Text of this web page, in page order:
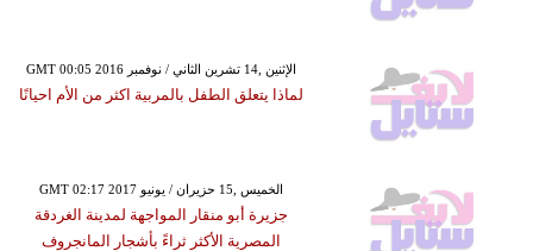
GMT 00:05 2016 الإثنين ,14 تشرين الثاني / نوفمبر
لماذا يتعلق الطفل بالمربية اكثر من الأم احيانًا
GMT 02:17 2017 الخميس ,15 حزيران / يونيو
جزيرة أبو منقار المواجهة لمدينة الغردقة
المصرية الأكثر ثراءً بأشجار المانجروف